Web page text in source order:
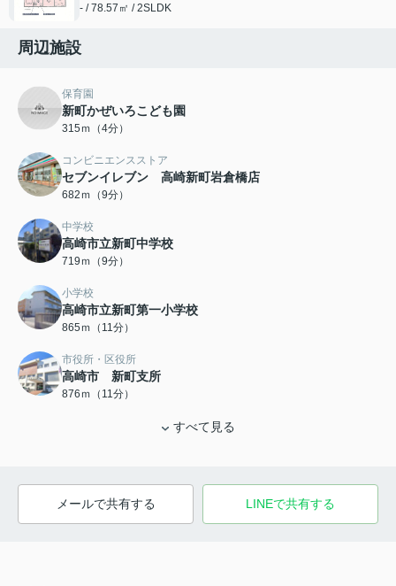
- / 78.57㎡ / 2SLDK
周辺施設
保育園
新町かぜいろこども園
315ｍ（4分）
コンビニエンスストア
セブンイレブン 高崎新町岩倉橋店
682ｍ（9分）
中学校
高崎市立新町中学校
719ｍ（9分）
小学校
高崎市立新町第一小学校
865ｍ（11分）
市役所・区役所
高崎市 新町支所
876ｍ（11分）
すべて見る
メールで共有する LINEで共有する